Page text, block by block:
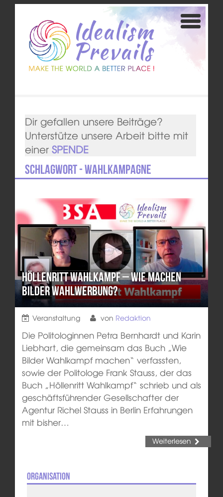
Dir gefallen unsere Beiträge?
Unterstütze unsere Arbeit bitte mit
einer SPENDE
Schlagwort - Wahlkampagne
Höllenritt Wahlkampf – Wie machen
Bilder Wahlwerbung?
Veranstaltung von Redaktion
Die Politologinnen Petra Bernhardt und Karin
Liebhart, die gemeinsam das Buch „Wie
Bilder Wahlkampf machen“ verfassten,
sowie der Politologe Frank Stauss, der das
Buch „Höllenritt Wahlkampf“ schrieb und als
geschäftsführender Gesellschafter der
Agentur Richel Stauss in Berlin Erfahrungen
mit bisher…
Weiterlesen
Organisation